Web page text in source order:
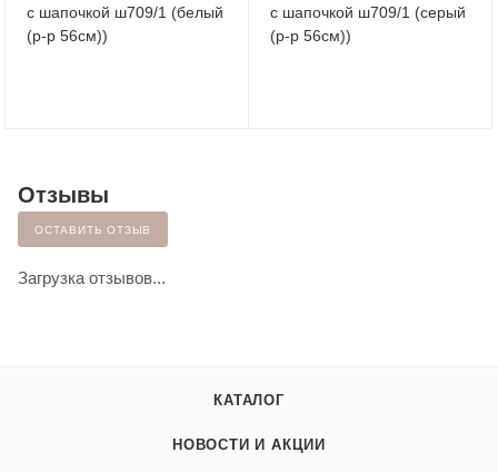
с шапочкой ш709/1 (белый
(р-р 56см))
с шапочкой ш709/1 (серый
(р-р 56см))
Отзывы
ОСТАВИТЬ ОТЗЫВ
Загрузка отзывов...
КАТАЛОГ
НОВОСТИ И АКЦИИ